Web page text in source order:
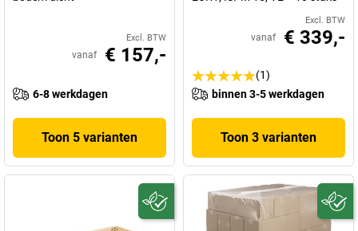
Excl. BTW
vanaf € 157,-
6-8 werkdagen
Toon 5 varianten
Excl. BTW
vanaf € 339,-
(1)
binnen 3-5 werkdagen
Toon 3 varianten